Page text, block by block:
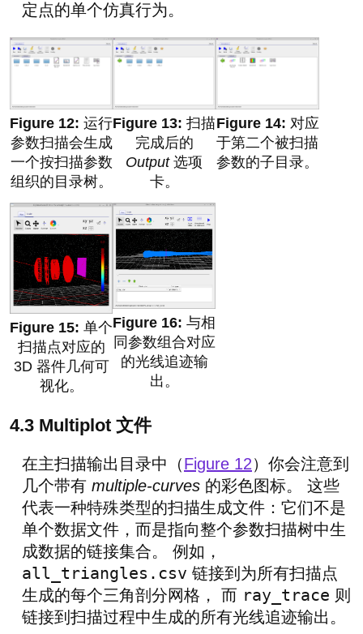
定点的单个仿真行为。
运行
参数扫描会生成
一个按扫描参数
组织的目录树。
扫描
完成后的
Output选项
卡。
对应
于第二个被扫描
参数的子目录。
单个
扫描点对应的
3D 器件几何可
视化。
与相
同参数组合对应
的光线追迹输
出。
4.3 Multiplot 文件
在主扫描输出目录中（Figure 12）你会注意到
几个带有 multiple-curves 的彩色图标。 这些
代表一种特殊类型的扫描生成文件：它们不是
单个数据文件，而是指向整个参数扫描树中生
成数据的链接集合。 例如，
all_triangles.csv 链接到为所有扫描点
生成的每个三角剖分网格， 而 ray_trace 则
链接到扫描过程中生成的所有光线追迹输出。